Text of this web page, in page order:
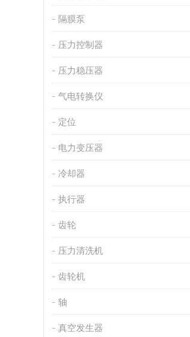
隔膜泵
压力控制器
压力稳压器
气电转换仪
定位
电力变压器
冷却器
执行器
齿轮
压力清洗机
齿轮机
轴
真空发生器